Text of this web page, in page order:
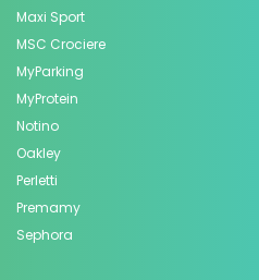
Maxi Sport
MSC Crociere
MyParking
MyProtein
Notino
Oakley
Perletti
Premamy
Sephora